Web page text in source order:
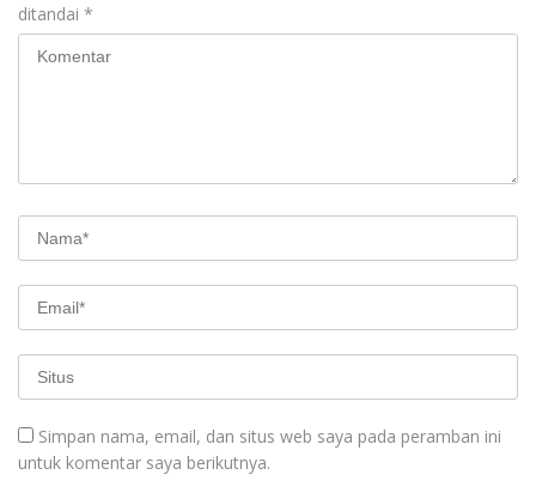
ditandai *
Simpan nama, email, dan situs web saya pada peramban ini
untuk komentar saya berikutnya.